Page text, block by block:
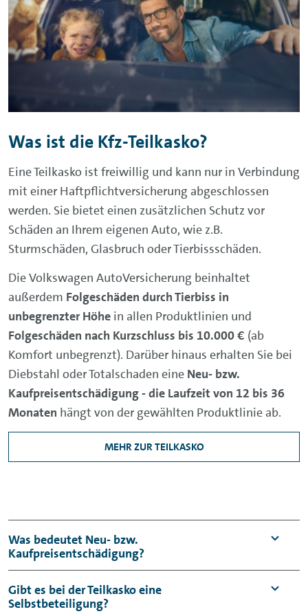
der Haftpflichtversicherung abgedeckt:
• Abschleppkosten
• Reparaturen
• Mietwagen
• Behandlungskosten des Unfallgegners
• Verdienstausfall beim Unfallgegener
• Gebäudeschäden
• Anwaltskosten
hinzubuchen. Damit wird Ihr Schaden so
ersetzt, als wären wir auch der Versicherer
des Unfallverursachers.
Zahlungsfähigkeit des Unfallgegners
gewartet werden muss.
Was ist die Kfz-Teilkasko?
Eine Teilkasko ist freiwillig und kann nur in Verbindung
mit einer Haftpflichtversicherung abgeschlossen
werden. Sie bietet einen zusätzlichen Schutz vor
Schäden an Ihrem eigenen Auto, wie z.B.
Sturmschäden, Glasbruch oder Tierbissschäden.
Die Volkswagen AutoVersicherung beinhaltet
außerdem Folgeschäden durch Tierbiss in
unbegrenzter Höhe in allen Produktlinien und
Folgeschäden nach Kurzschluss bis 10.000 € (ab
Komfort unbegrenzt). Darüber hinaus erhalten Sie bei
Diebstahl oder Totalschaden eine Neu- bzw.
Kaufpreisentschädigung - die Laufzeit von 12 bis 36
Monaten hängt von der gewählten Produktlinie ab.
MEHR ZUR TEILKASKO
Was bedeutet Neu- bzw.
Kaufpreisentschädigung?
Bei einem Unfall mit Totalschaden oder
Entwendung Ihres Fahrzeugs, erhalten Sie in
Gibt es bei der Teilkasko eine
Selbstbeteiligung?